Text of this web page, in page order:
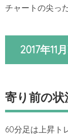
チャートの尖っ
2017年11
寄り前の状
60分足は上昇ト